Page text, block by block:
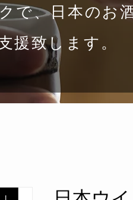
で、日本のお
援致します。